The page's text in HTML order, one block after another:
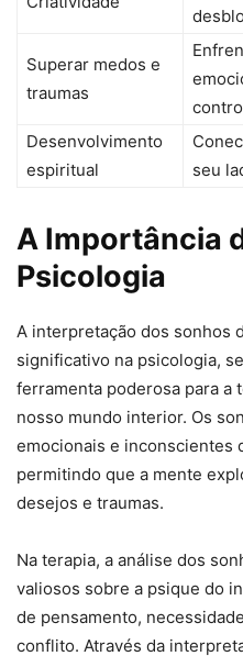
Superar medos e
traumas
Desenvolvimento
espiritual
seu
A Importância
Psicologia
A interpretação dos sonhos
significativo na psicologia,
ferramenta poderosa para a
nosso mundo interior. Os
emocionais e inconscientes
permitindo que a mente
desejos e traumas.
Na terapia, a análise dos
valiosos sobre a psique do
de pensamento,
conflito. Através da